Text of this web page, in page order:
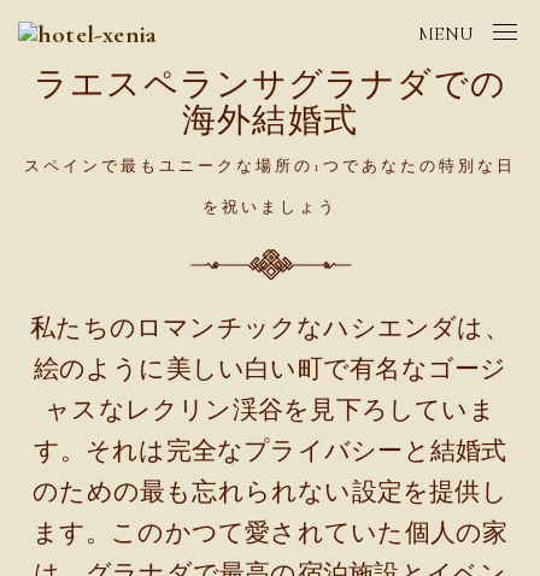
MENU
ラエスペランサグラナダでの
海外結婚式
スペインで最もユニークな場所の1つであなたの特別な日
を祝いましょう
私たちのロマンチックなハシエンダは、
絵のように美しい白い町で有名なゴージ
ャスなレクリン渓谷を見下ろしていま
す。それは完全なプライバシーと結婚式
のための最も忘れられない設定を提供し
ます。このかつて愛されていた個人の家